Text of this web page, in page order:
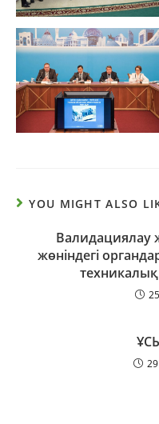
YOU MIGHT ALSO
Валидациялау
жөніндегі